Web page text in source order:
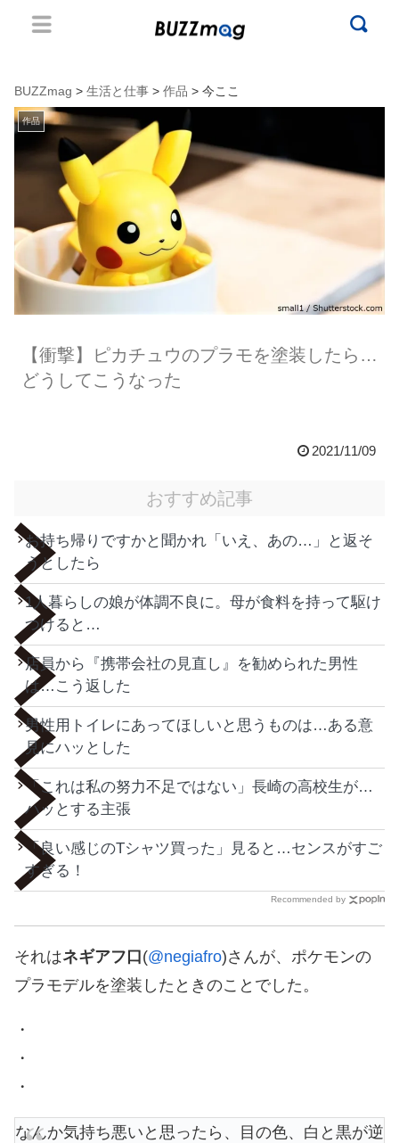
BUZZmag > 生活と仕事 > 作品 > 今ここ
作品
【衝撃】ピカチュウのプラモを塗装したら…
どうしてこうなった
2021/11/09
おすすめ記事
お持ち帰りですかと聞かれ「いえ、あの…」と返そ
うとしたら
1人暮らしの娘が体調不良に。母が食料を持って駆け
つけると…
店員から『携帯会社の見直し』を勧められた男性
は…こう返した
男性用トイレにあってほしいと思うものは…ある意
見にハッとした
「これは私の努力不足ではない」長崎の高校生が…
ハッとする主張
「良い感じのTシャツ買った」見ると…センスがすご
すぎる！
Recommended by
それはネギアフ口 (@negiafro)さんが、ポケモンの
プラモデルを塗装したときのことでした。
・
・
・
なんか気持ち悪いと思ったら、目の色、白と黒が逆